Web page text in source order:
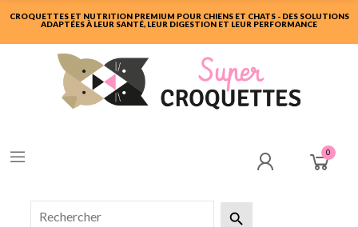
CROQUETTES ET NUTRITION PREMIUM POUR CHIENS ET CHATS - DES SOLUTIONS
ADAPTÉES À LEUR SANTÉ, LEUR DIGESTION ET LEUR PERFORMANCE
0
